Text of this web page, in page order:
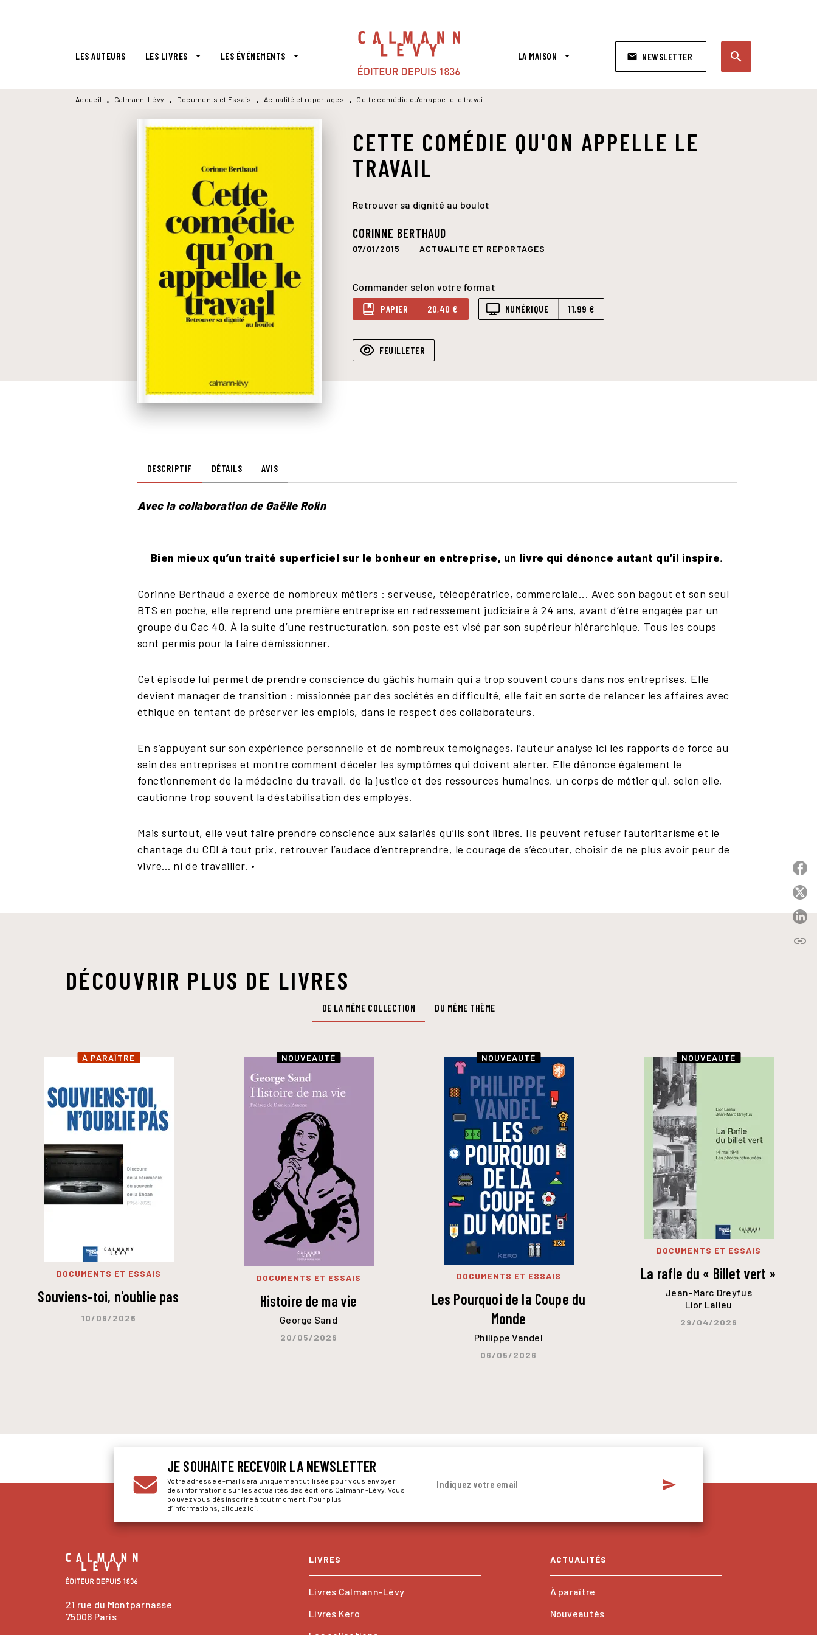
email NEWSLETTER search
LES AUTEURS LES LIVRES arrow_drop_down LES ÉVÉNEMENTS arrow_drop_down LA MAISON arrow_drop_down search
Accueil • Calmann-Lévy • Documents et Essais • Actualité et reportages • Cette comédie qu'on appelle le travail
CETTE COMÉDIE QU'ON APPELLE LE
TRAVAIL
Retrouver sa dignité au boulot
CORINNE BERTHAUD
07/01/2015 ACTUALITÉ ET REPORTAGES
Commander selon votre format
PAPIER
20,40 € NUMÉRIQUE 11,99 €
FEUILLETER
DESCRIPTIF DÉTAILS AVIS
Avec la collaboration de Gaëlle Rolin
Bien mieux qu’un traité superficiel sur le bonheur en entreprise, un livre qui dénonce autant qu’il inspire.
Corinne Berthaud a exercé de nombreux métiers : serveuse, téléopératrice, commerciale... Avec son bagout et son seul
BTS en poche, elle reprend une première entreprise en redressement judiciaire à 24 ans, avant d’être engagée par un
groupe du Cac 40. À la suite d’une restructuration, son poste est visé par son supérieur hiérarchique. Tous les coups
sont permis pour la faire démissionner.
Cet épisode lui permet de prendre conscience du gâchis humain qui a trop souvent cours dans nos entreprises. Elle
devient manager de transition : missionnée par des sociétés en difficulté, elle fait en sorte de relancer les affaires avec
éthique en tentant de préserver les emplois, dans le respect des collaborateurs.
En s’appuyant sur son expérience personnelle et de nombreux témoignages, l’auteur analyse ici les rapports de force au
sein des entreprises et montre comment déceler les symptômes qui doivent alerter. Elle dénonce également le
fonctionnement de la médecine du travail, de la justice et des ressources humaines, un corps de métier qui, selon elle,
cautionne trop souvent la déstabilisation des employés.
Mais surtout, elle veut faire prendre conscience aux salariés qu’ils sont libres. Ils peuvent refuser l’autoritarisme et le
chantage du CDI à tout prix, retrouver l’audace d’entreprendre, le courage de s’écouter, choisir de ne plus avoir peur de
vivre… ni de travailler. •
DÉCOUVRIR PLUS DE LIVRES
DE LA MÊME COLLECTION DU MÊME THÈME
À PARAÎTRE
DOCUMENTS ET ESSAIS
Souviens-toi, n'oublie pas
10/09/2026
NOUVEAUTÉ
DOCUMENTS ET ESSAIS
Histoire de ma vie
George Sand
20/05/2026
NOUVEAUTÉ
DOCUMENTS ET ESSAIS
Les Pourquoi de la Coupe du
Monde
Philippe Vandel
06/05/2026
NOUVEAUTÉ
DOCUMENTS ET ESSAIS
La rafle du « Billet vert »
Jean-Marc Dreyfus
Lior Lalieu
29/04/2026
link
JE SOUHAITE RECEVOIR LA NEWSLETTER
Votre adresse e-mail sera uniquement utilisée pour vous envoyer
des informations sur les actualités des éditions Calmann-Lévy. Vous
pouvez vous désinscrire à tout moment. Pour plus
d’informations, cliquez ici
Indiquez votre email send
21 rue du Montparnasse
75006 Paris
LIVRES
Livres Calmann-Lévy
Livres Kero
ACTUALITÉS
À paraître
Nouveautés